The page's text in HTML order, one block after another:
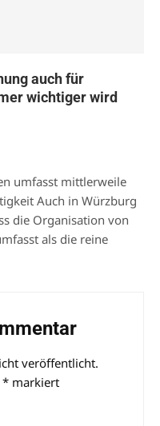
auch für
wichtiger wird
umfasst mittlerweile
Auch in Würzburg
die Organisation von
als die reine
veröffentlicht.
* markiert